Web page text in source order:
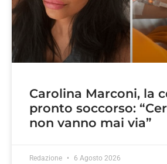
Carolina Marconi, la
pronto soccorso:
non vanno mai via”
Redazione 6 Agosto 2026